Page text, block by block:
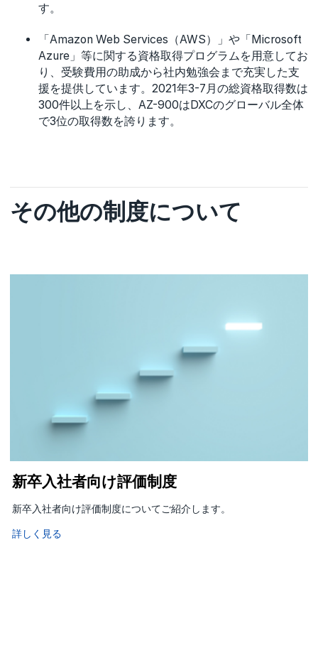
す。
「Amazon Web Services（AWS）」や「Microsoft
Azure」等に関する資格取得プログラムを用意してお
り、受験費用の助成から社内勉強会まで充実した支
援を提供しています。2021年3-7月の総資格取得数は
300件以上を示し、AZ-900はDXCのグローバル全体
で3位の取得数を誇ります。
その他の制度について
新卒入社者向け評価制度
新卒入社者向け評価制度についてご紹介します。
詳しく見る